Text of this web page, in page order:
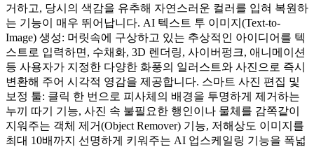
거하고, 당시의 색감을 유추해 자연스러운 컬러를 입혀 복원하
는 기능이 매우 뛰어납니다. AI 텍스트 투 이미지(Text-to-
Image) 생성: 머릿속에 구상하고 있는 추상적인 아이디어를 텍
스트로 입력하면, 수채화, 3D 렌더링, 사이버펑크, 애니메이션
등 사용자가 지정한 다양한 화풍의 일러스트와 사진으로 즉시
변환해 주어 시각적 영감을 제공합니다. 스마트 사진 편집 및
보정 툴: 클릭 한 번으로 피사체의 배경을 투명하게 제거하는
누끼 따기 기능, 사진 속 불필요한 행인이나 물체를 감쪽같이
지워주는 객체 제거(Object Remover) 기능, 저해상도 이미지를
최대 10배까지 선명하게 키워주는 AI 업스케일링 기능을 폭넓